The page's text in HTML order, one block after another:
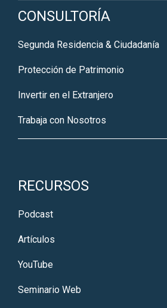
CONSULTORÍA
Segunda Residencia & Ciudadanía
Protección de Patrimonio
Invertir en el Extranjero
Trabaja con Nosotros
RECURSOS
Podcast
Artículos
YouTube
Seminario Web